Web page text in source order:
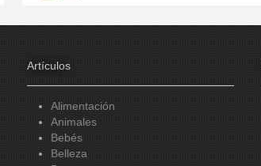
Artículos
Alimentación
Animales
Bebés
Belleza